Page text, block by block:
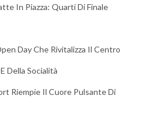
In Piazza: Quarti Di Finale
Day Che Rivitalizza Il Centro
Della Socialità
Riempie Il Cuore Pulsante Di